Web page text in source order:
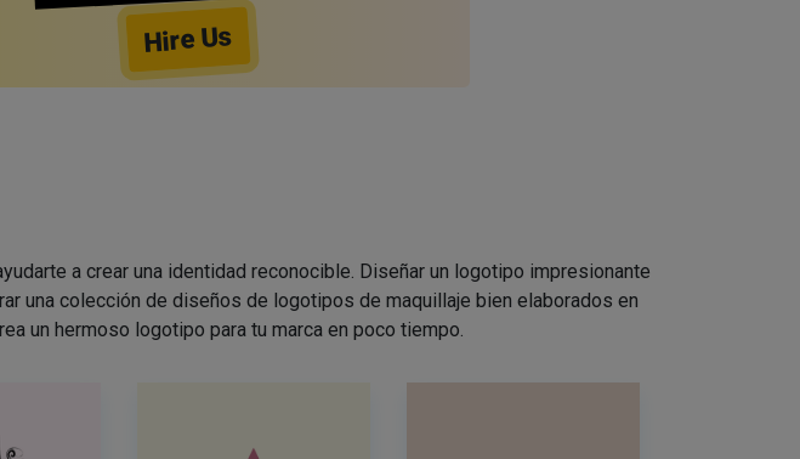
Hire Us
a crear una identidad reconocible. Diseñar un logotipo impresionante
una colección de diseños de logotipos de maquillaje bien elaborados en
un hermoso logotipo para tu marca en poco tiempo.